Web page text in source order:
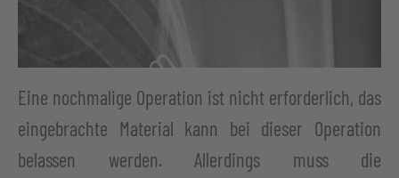
Eine nochmalige Operation ist nicht erforderlich, das
eingebrachte Material kann bei dieser Operation
belassen werden. Allerdings muss die